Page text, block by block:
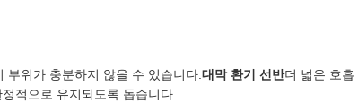
위가 충분하지 않을 수 있습니다. 대막 환기 선반더 넓은 호
적으로 유지되도록 돕습니다.